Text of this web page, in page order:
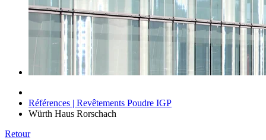
Références | Revêtements Poudre IGP
Würth Haus Rorschach
Retour